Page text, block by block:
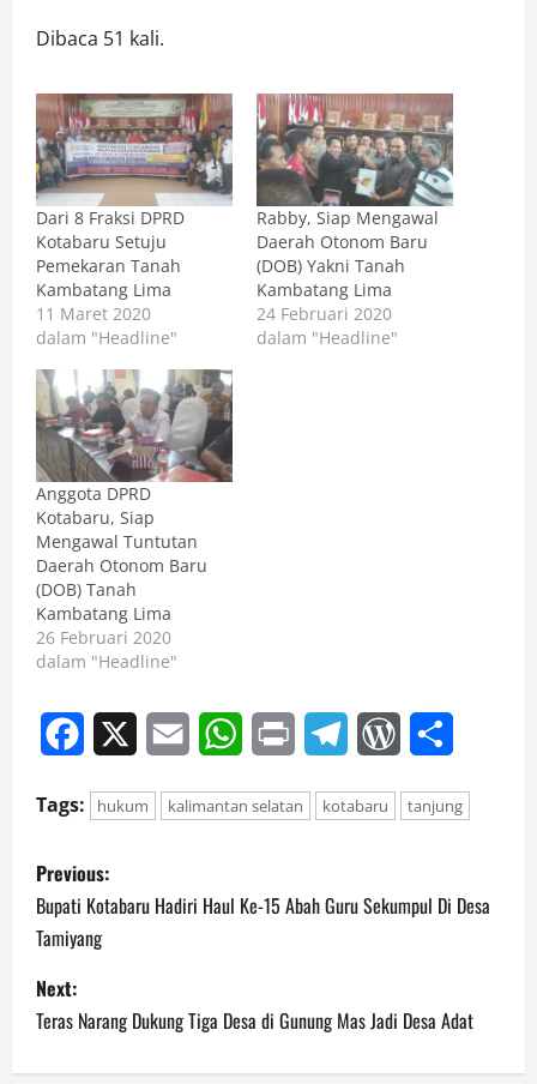
Dibaca 51 kali.
Dari 8 Fraksi DPRD
Kotabaru Setuju
Pemekaran Tanah
Kambatang Lima
11 Maret 2020
dalam "Headline"
Rabby, Siap Mengawal
Daerah Otonom Baru
(DOB) Yakni Tanah
Kambatang Lima
24 Februari 2020
dalam "Headline"
Anggota DPRD
Kotabaru, Siap
Mengawal Tuntutan
Daerah Otonom Baru
(DOB) Tanah
Kambatang Lima
26 Februari 2020
dalam "Headline"
Facebook Email WhatsApp
Print TelegramWordPress
Tags: hukum kalimantan selatan kotabaru tanjung
P
o
s
t
n
Previous:
Bupati Kotabaru Hadiri Haul Ke-15 Abah Guru Sekumpul Di Desa
Tamiyang
Next:
Teras Narang Dukung Tiga Desa di Gunung Mas Jadi Desa Adat